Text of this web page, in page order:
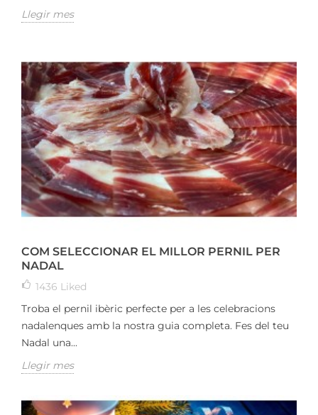
Llegir mes
COM SELECCIONAR EL MILLOR PERNIL PER
NADAL
1436 Liked
Troba el pernil ibèric perfecte per a les celebracions
nadalenques amb la nostra guia completa. Fes del teu
Nadal una...
Llegir mes